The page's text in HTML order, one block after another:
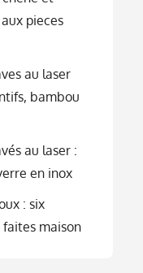
pieces
au laser
bambou
au laser :
en inox
: six
maison